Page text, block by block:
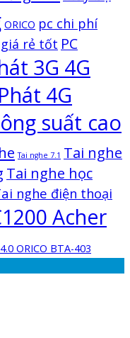
ORICO pc chi phí
giá rẻ tốt PC
3G 4G
Phát 4G
suất cao
Tai nghe 7.1 Tai nghe
Tai nghe học
nghe điện thoại
Acher
ORICO BTA-403